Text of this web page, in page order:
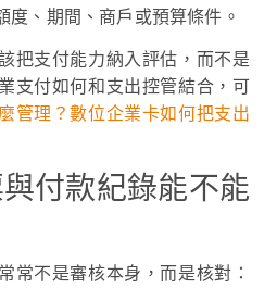
度、期間、商戶或預算條件。
把支付能力納入評估，而不是
支付如何和支出控管結合，可
管理？數位企業卡如何把支出
付款紀錄能不能
常不是審核本身，而是核對：